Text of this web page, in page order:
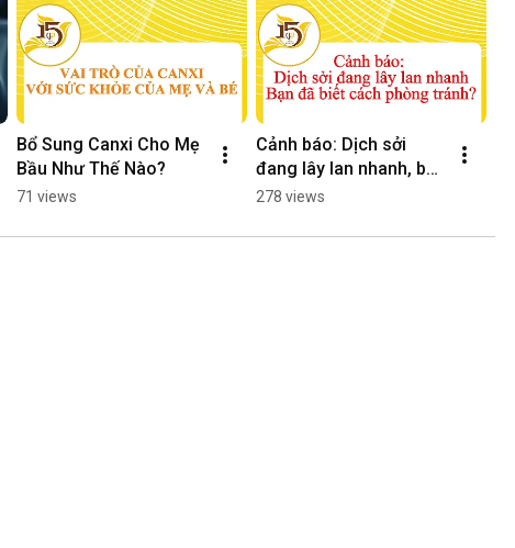
Bổ Sung Canxi Cho Mẹ
Bầu Như Thế Nào?
71 views
Cảnh báo: Dịch sởi
đang lây lan nhanh, bạn
đã biết cách phòng
278 views